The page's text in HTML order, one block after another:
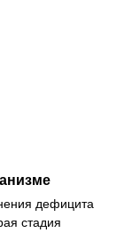
дефицита
стадия